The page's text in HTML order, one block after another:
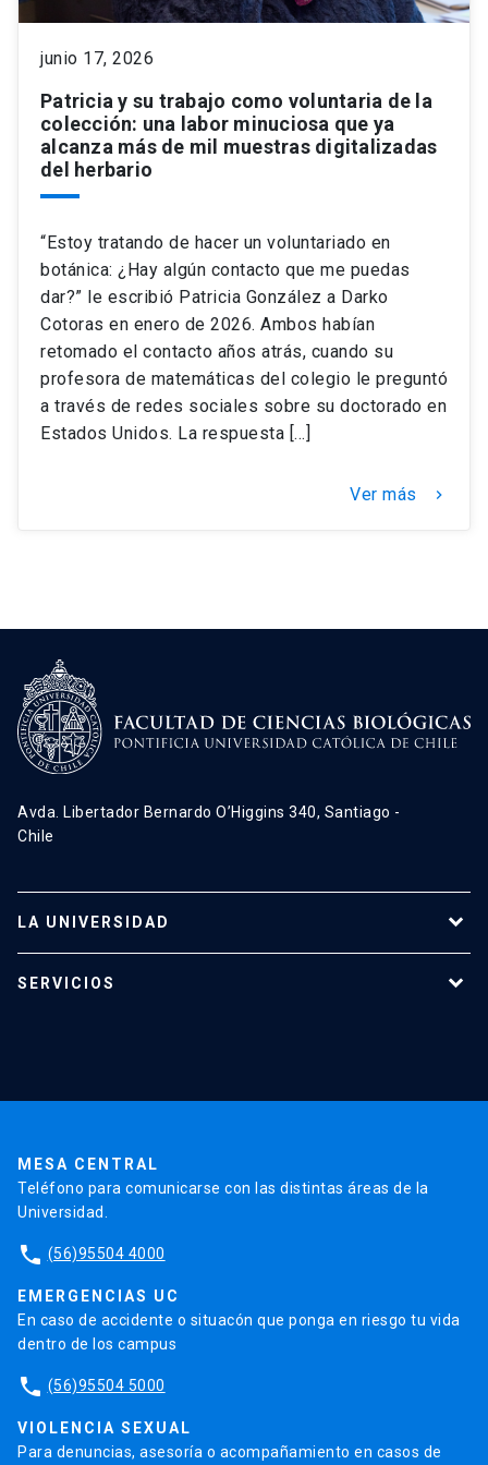
Académicos
Consejo de Facultad
Secretaría Académica
Documentos FCB
Dirección Investigación
Grupos de Investigación
Institutos y Centros
FCB en el Territorio
Redes Internacionales
Estudiantes
Pregrado
Postgrado
Centro de Estudiantes
Publicaciones
Contacto
junio 17, 2026
Patricia y su trabajo como voluntaria de la
colección: una labor minuciosa que ya
alcanza más de mil muestras digitalizadas
del herbario
“Estoy tratando de hacer un voluntariado en
botánica: ¿Hay algún contacto que me puedas
dar?” le escribió Patricia González a Darko
Cotoras en enero de 2026. Ambos habían
retomado el contacto años atrás, cuando su
profesora de matemáticas del colegio le preguntó
a través de redes sociales sobre su doctorado en
Estados Unidos. La respuesta […]
Ver más keyboard_arrow_right
Avda. Libertador Bernardo O’Higgins 340, Santiago -
Chile
LA UNIVERSIDAD
Investigación
SERVICIOS
MESA CENTRAL
Teléfono para comunicarse con las distintas áreas de la
Universidad.
phone (56)95504 4000
EMERGENCIAS UC
En caso de accidente o situacón que ponga en riesgo tu vida
dentro de los campus
phone (56)95504 5000
VIOLENCIA SEXUAL
Para denuncias, asesoría o acompañamiento en casos de